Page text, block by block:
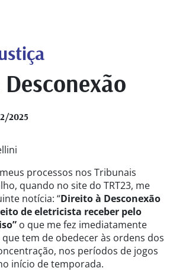
2025
processos nos Tribunais
quando no site do TRT23, me
notícia: “Direito à Desconexão
de eletricista receber pelo
o que me fez imediatamente
tem de obedecer às ordens dos
nos períodos de jogos
início de temporada.